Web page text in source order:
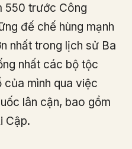
550 trước Công
đế chế hùng mạnh
nhất trong lịch sử Ba
nhất các bộ tộc
của mình qua việc
lân cận, bao gồm
Cập.